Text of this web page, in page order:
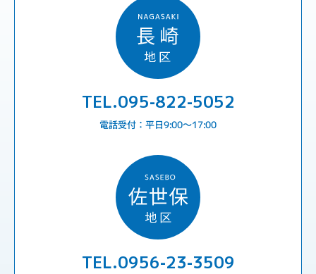
TEL.095-822-5052
電話受付：平日9:00〜17:00
TEL.0956-23-3509